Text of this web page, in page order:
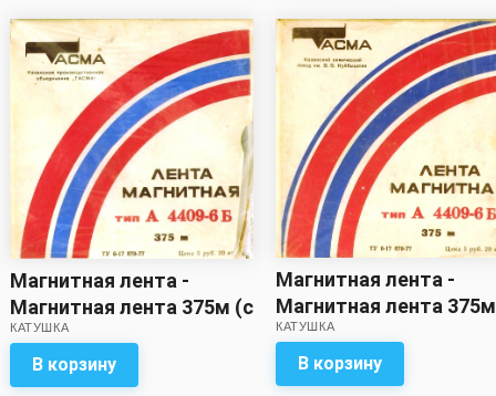
Магнитная лента -
Магнитная лента 375м (с
записью)
КАТУШКА
В корзину
Магнитная лента -
Магнитная лента
записью)
КАТУШКА
В корзину